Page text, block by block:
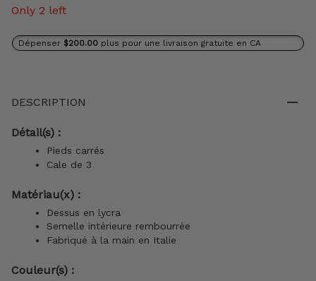
Only 2 left
Dépenser $200.00 plus pour une livraison gratuite en CA
DESCRIPTION
Détail(s) :
Pieds carrés
Cale de 3
Matériau(x) :
Dessus en lycra
Semelle intérieure rembourrée
Fabriqué à la main en Italie
Couleur(s) :